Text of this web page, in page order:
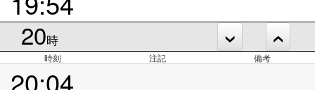
20時
時刻 注記 備考
20:04